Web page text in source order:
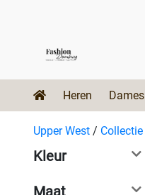
Heren Dames
Upper West / Collectie
Kleur
Maat